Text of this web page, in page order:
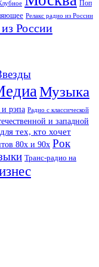
Поп
Релакс радио из России
России
Музыка
рэпа Радио с классической
и западной
тех, кто хочет
80х и 90х Рок
Транс-радио на